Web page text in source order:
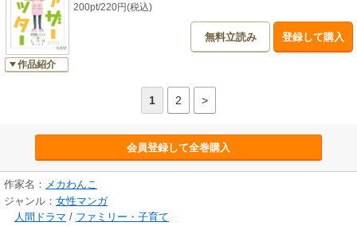
作品紹介
200pt/220円(税込)
無料立読み 登録して購入
1 2 >
会員登録して全巻購入
作家名： メカわんこ
ジャンル： 女性マンガ
人間ドラマ / ファミリー・子育て